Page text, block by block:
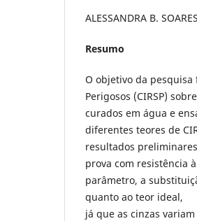
ALESSANDRA B.
Resumo
O objetivo da
Perigosos (CIRSP)
curados em água e
diferentes teores de
resultados
prova com resistência
parâmetro, a
quanto ao teor ideal,
já que as cinzas